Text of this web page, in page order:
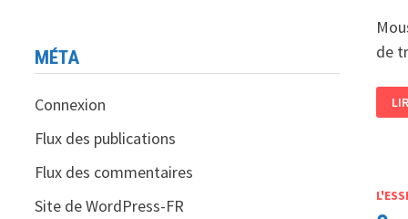
de
:
MÉTA
Connexion
Flux des publications
Flux des commentaires
Site de WordPress-FR